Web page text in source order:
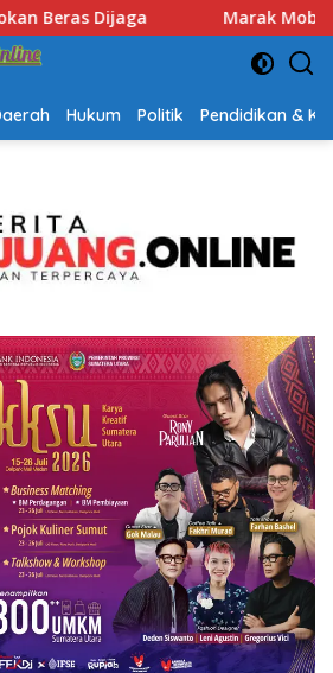
Angkut Orang, Satlantas
Hukum Politik Pendidikan &